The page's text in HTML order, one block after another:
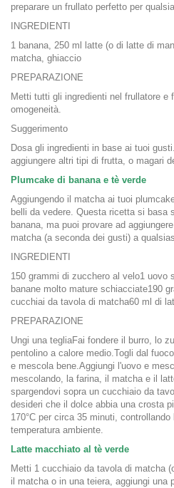
preparare un frullato perfetto per
INGREDIENTI
1 banana, 250 ml latte (o di latte di
matcha, ghiaccio
PREPARAZIONE
Metti tutti gli ingredienti nel frullatore e
omogeneità.
Suggerimento
Dosa gli ingredienti in base ai tuoi
aggiungere altri tipi di frutta, o magari
Plumcake di banana e tè verde
Aggiungendo il matcha ai tuoi
belli da vedere. Questa ricetta si basa
banana, ma puoi provare ad
matcha (a seconda dei gusti) a
INGREDIENTI
150 grammi di zucchero al velo1 uovo
banane molto mature schiacciate190
cucchiai da tavola di matcha60 ml di
PREPARAZIONE
Ungi una tegliaFai fondere il burro, lo
pentolino a calore medio.Togli dal
e mescola bene.Aggiungi l'uovo e
mescolando, la farina, il matcha e il
spargendovi sopra un cucchiaio da
desideri che il dolce abbia una crosta
170°C per circa 35 minuti,
temperatura ambiente.
Latte macchiato al tè verde
Metti 1 cucchiaio da tavola di matcha
il matcha o in una teiera, aggiungi una